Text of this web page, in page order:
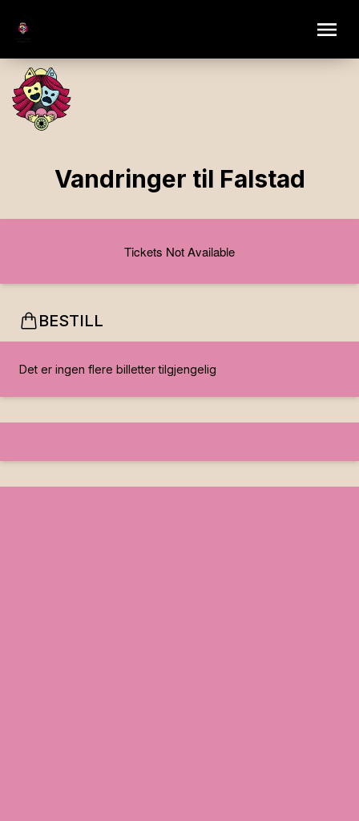
Vandringer til Falstad
Tickets Not Available
BESTILL
Det er ingen flere billetter tilgjengelig